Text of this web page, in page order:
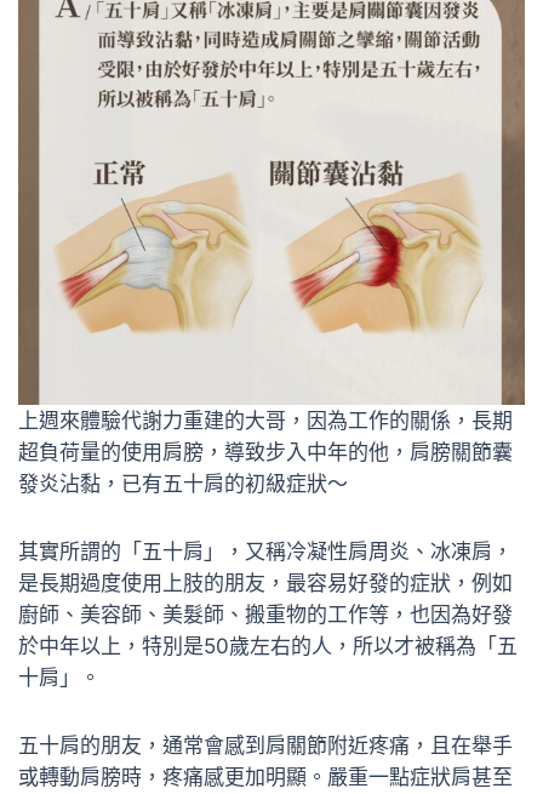
上週來體驗代謝力重建的大哥，因為工作的關係，長期
超負荷量的使用肩膀，導致步入中年的他，肩膀關節囊
發炎沾黏，已有五十肩的初級症狀～
其實所謂的「五十肩」，又稱冷凝性肩周炎、冰凍肩，
是長期過度使用上肢的朋友，最容易好發的症狀，例如
廚師、美容師、美髮師、搬重物的工作等，也因為好發
於中年以上，特別是50歲左右的人，所以才被稱為「五
十肩」。
五十肩的朋友，通常會感到肩關節附近疼痛，且在舉手
或轉動肩膀時，疼痛感更加明顯。嚴重一點症狀肩甚至